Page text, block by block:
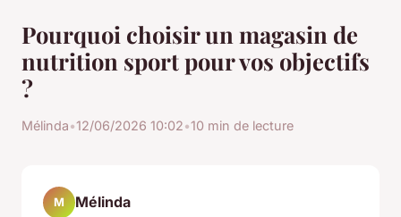
Pourquoi choisir un magasin de
nutrition sport pour vos objectifs
?
Mélinda•12/06/2026 10:02•10 min de lecture
M Mélinda